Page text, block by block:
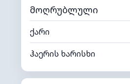
განათების ინდექსი
მოღრუბლული
ქარი
ჰაერის ხარისხი
შიდა ტენიანობა